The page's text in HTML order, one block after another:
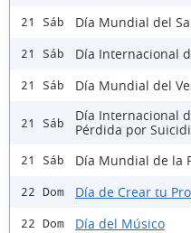
21 Sáb Día Mundial del
21 Sáb Día Internacional
21 Sáb Día Mundial del
21 Sáb
Día Internacional
Pérdida por
21 Sáb Día Mundial de la
22 Dom Día de Crear tu
22 Dom Día del Músico